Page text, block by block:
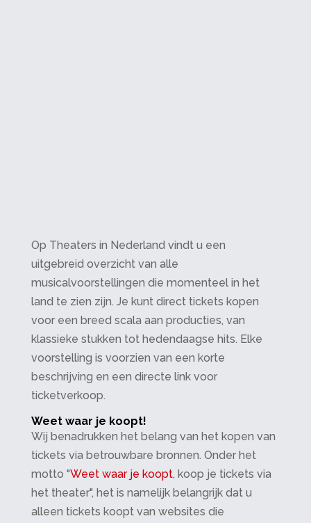
Op Theaters in Nederland vindt u een
uitgebreid overzicht van alle
musicalvoorstellingen die momenteel in het
land te zien zijn. Je kunt direct tickets kopen
voor een breed scala aan producties, van
klassieke stukken tot hedendaagse hits. Elke
voorstelling is voorzien van een korte
beschrijving en een directe link voor
ticketverkoop.
Weet waar je koopt!
Wij benadrukken het belang van het kopen van
tickets via betrouwbare bronnen. Onder het
motto "Weet waar je koopt, koop je tickets via
het theater", het is namelijk belangrijk dat u
alleen tickets koopt van websites die